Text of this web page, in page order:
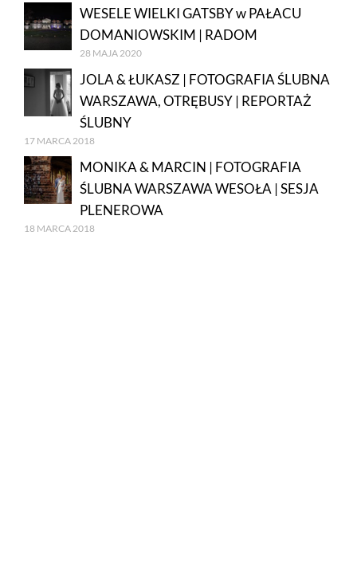
WESELE WIELKI GATSBY w PAŁACU
DOMANIOWSKIM | RADOM
28 MAJA 2020
JOLA & ŁUKASZ | FOTOGRAFIA ŚLUBNA
WARSZAWA, OTRĘBUSY | REPORTAŻ
ŚLUBNY
17 MARCA 2018
MONIKA & MARCIN | FOTOGRAFIA
ŚLUBNA WARSZAWA WESOŁA | SESJA
PLENEROWA
18 MARCA 2018